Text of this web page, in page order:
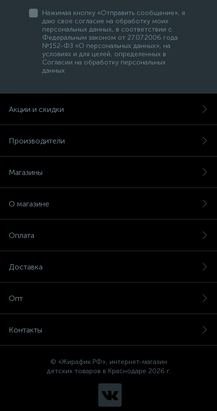
Нажимая кнопку «Отправить сообщение», я
даю свое согласие на обработку моих
персональных данных, в соответствии с
Федеральным законом от 27.07.2006 года
№152-ФЗ «О персональных данных», на
условиях и для целей, определенных в
Согласии на обработку персональных
данных
Акции и скидки
Производители
Магазины
О магазине
Оплата
Доставка
Опт
Контакты
© «Жирафик.РФ», интернет-магазин
детских товаров в Краснодаре 2026 г.